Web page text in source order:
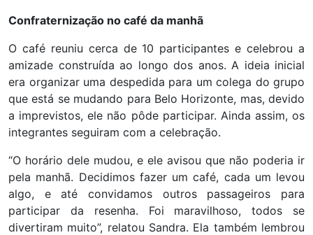
Confraternização no café da manhã
O café reuniu cerca de 10 participantes e celebrou a
amizade construída ao longo dos anos. A ideia inicial
era organizar uma despedida para um colega do grupo
que está se mudando para Belo Horizonte, mas, devido
a imprevistos, ele não pôde participar. Ainda assim, os
integrantes seguiram com a celebração.
“O horário dele mudou, e ele avisou que não poderia ir
pela manhã. Decidimos fazer um café, cada um levou
algo, e até convidamos outros passageiros para
participar da resenha. Foi maravilhoso, todos se
divertiram muito”, relatou Sandra. Ela também lembrou